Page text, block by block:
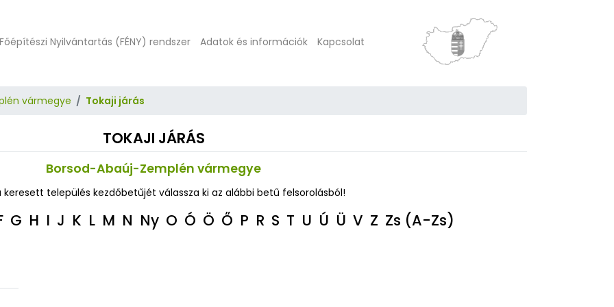
Nyilvántartás (FÉNY) rendszer Adatok és információk Kapcsolat
vármegye Tokaji járás
TOKAJI JÁRÁS
Borsod-Abaúj-Zemplén vármegye
keresett település kezdőbetűjét válassza ki az alábbi betű felsorolásból!
G H I J K L M N Ny O Ó Ö Ő P R S T U Ú Ü V Z Zs (A-Zs)